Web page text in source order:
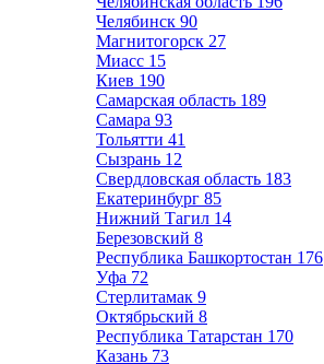
Челябинск 90
Магнитогорск 27
Миасс 15
Киев 190
Самарская область 189
Самара 93
Тольятти 41
Сызрань 12
Свердловская область 183
Екатеринбург 85
Нижний Тагил 14
Березовский 8
Республика Башкортостан 176
Уфа 72
Стерлитамак 9
Октябрьский 8
Республика Татарстан 170
Казань 73